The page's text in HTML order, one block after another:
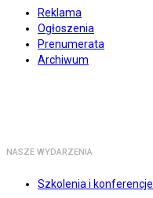
Reklama
Ogłoszenia
Prenumerata
Archiwum
NASZE WYDARZENIA
Szkolenia i konferencje